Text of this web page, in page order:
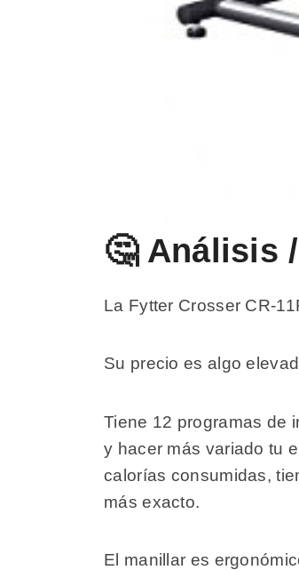
🤔 Análisis
La Fytter Crosser CR-
Su precio es algo
Tiene 12 programas de
y hacer más variado tu
calorías consumidas,
más exacto.
El manillar es